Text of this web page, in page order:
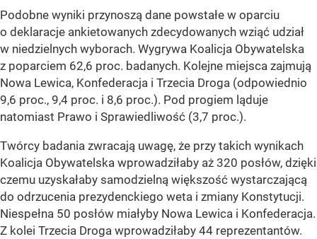
Podobne wyniki przynoszą dane powstałe w oparciu
o deklaracje ankietowanych zdecydowanych wziąć udział
w niedzielnych wyborach. Wygrywa Koalicja Obywatelska
z poparciem 62,6 proc. badanych. Kolejne miejsca zajmują
Nowa Lewica, Konfederacja i Trzecia Droga (odpowiednio
9,6 proc., 9,4 proc. i 8,6 proc.). Pod progiem ląduje
natomiast Prawo i Sprawiedliwość (3,7 proc.).
Twórcy badania zwracają uwagę, że przy takich wynikach
Koalicja Obywatelska wprowadziłaby aż 320 posłów, dzięki
czemu uzyskałaby samodzielną większość wystarczającą
do odrzucenia prezydenckiego weta i zmiany Konstytucji.
Niespełna 50 posłów miałyby Nowa Lewica i Konfederacja.
Z kolei Trzecia Droga wprowadziłaby 44 reprezentantów.